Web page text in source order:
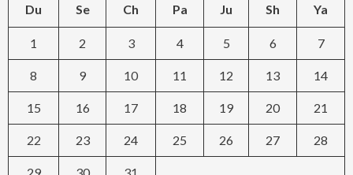
Du Se Ch Pa Ju Sh Ya
1 2 3 4 5 6 7
8 9 10 11 12 13 14
15 16 17 18 19 20 21
22 23 24 25 26 27 28